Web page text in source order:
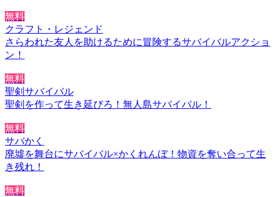
無料
クラフト・レジェンド
さらわれた友人を助けるために冒険するサバイバルアクショ
ン！
無料
聖剣サバイバル
聖剣を作って生き延びろ！無人島サバイバル！
無料
サバかく
廃墟を舞台にサバイバル×かくれんぼ！物資を奪い合って生
き残れ！
無料